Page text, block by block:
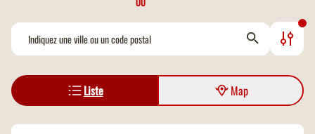
Chaises bébés/Chaises hautes
Vente à emporter
Liste Map